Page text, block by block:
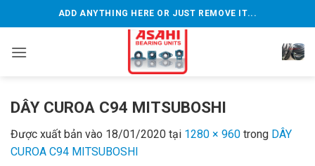
qua
dung
ADD ANYTHING HERE OR JUST REMOVE IT...
DÂY CUROA C94 MITSUBOSHI
Được xuất bản vào 18/01/2020 tại 1280 × 960 trong DÂY
CUROA C94 MITSUBOSHI